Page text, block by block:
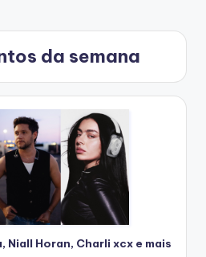
da semana
Horan, Charli xcx e mais